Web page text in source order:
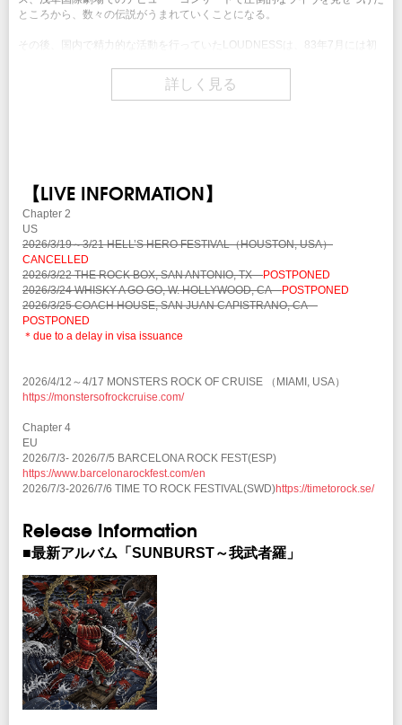
通常価格のチケットを購入いただいても差額の返金はいたしません。
※車椅子にてご来場のお客様は、チケットご購入後、公演に関するお問い合わせ
ック
/徳間ジャパン・コミュニケーションズ
クリエイティブマン モバイル 会員先行
期間：4/13(月)15:00～4/15(水)18:00
INFO
クリエイティブマン：03-3499-6669 (月・水・金 12:00〜16:00)
企画・制作：KATANA MUSIC KK / クリエイティブマンプロダクション
協力：ソニー・ミュージックソリューションズ
ミュージック・ジャパン/日本コロムビア B ZONE /ユニバーサル ミュージ
ック/徳間ジャパン・コミュニケーションズ/dwango/Fanicon
ところから、数々の伝説がうまれていくことになる。
その後、国内で精力的な活動を行っていたLOUDNESSは、83年7月には初
リカのアトランティック・レコード関係者の目にとまり、日本のバンドとし
ては初となるワールドワイドの複数枚契約を結ぶこととなる。記念すべき世
ルバム『LIGHTNING STRIKES』はビルボード誌では前作を凌ぐ64位を記
録し、その後も国内外で精力的な活動をつづけるが、88年12月、二井原が
脱退を表明。そこからは、アメリカ人ヴォーカリストをはじめ、数度に及ぶ
メンバーチェンジを繰り返すが、2000年にオリジナル・ラインナップによ
る再結成を果たし、アルバム『SPIRITUAL CANOE～輪廻転生』をリリー
ス。全国ツアーも行ない、帰ってきたラウドネスにファンは大狂乱。ブラン
クを埋めるがごとく怒涛のリリースラッシュと、精力的なライヴ活動をつづ
けるが、ALBUM『METAL MAD』をリリース後、樋口宗孝が肝細胞癌治療
のため休養。その後半年間にわたり、過酷な闘病生活を送っていたが、同年
11月30日午前10時44分、肝細胞癌のため49歳という若さでこの世を去る。
め、自らのマネージメント＆レーベルとなるカタナミュージックを立ち上
げ、2014年にはアルバム『THE SUN WILL RISE AGAIN～撃魂霊刀』をユ
声がかかるようになる。毎年夏にヨーロッパのメタルフェスを渡り歩く成果
も年々実りだし、ふたたびワールドワイドの契約も手に入れ、2018年1月、
4年ぶりのニュー・アルバム『RISE TO GLORY -8118-』をリリースする
が、ツアー直前にドラマーの鈴木が脳梗塞で倒れ、急遽サポートドラマーを
迎え国内ツアーを敢行し、その後のEU TOUR、韓国でも大盛況ののち、9
木もステージに登場！！後遺症と闘い、いつの日かまた完全復帰することを
力強く宣言し、年末のステージでは、さらに回復した力強いドラミングを見
の後、名盤「HURRICANE EYES」「JEALOUSY」を冠にした日本ツア
ー、そしてアジア・ツアー、フィンランドのメタルフェス“TUSKA 2019”へ
の出演、11月にも再びアジアへ、そして39年目の初ライヴは恒例の年末EX
THEATERでの東京公演で幕を閉じ、2020年の幕明けは初メキシコ上陸とな
る“HELL AND HEAVEN FESTIVAL”で大歓迎を受けるも、その後の世界的な
コロナ稿の拡大により、予定されていたライヴは全て延期となが、緊急事態
宣言下の全国ツアーも行い、そして約4年ぶり通算29枚目となるバンド史上
初の2枚組アルバム「SUNBURST～我武者羅」をリリース！5月に行われた
Chapter1で鈴木“あんぱん”政行がフルステージのツアーに完全復帰！！
詳しく見る
【LIVE INFORMATION】
Chapter 2
US
2026/3/19～3/21 HELL’S HERO FESTIVAL（HOUSTON, USA）
CANCELLED
2026/3/22 THE ROCK BOX, SAN ANTONIO, TXPOSTPONED
2026/3/24 WHISKY A GO GO, W. HOLLYWOOD, CAPOSTPONED
2026/3/25 COACH HOUSE, SAN JUAN CAPISTRANO, CA
POSTPONED
＊due to a delay in visa issuance
2026/4/12～4/17 MONSTERS ROCK OF CRUISE （MIAMI, USA）
https://monstersofrockcruise.com/
Chapter 4
EU
2026/7/3- 2026/7/5 BARCELONA ROCK FEST(ESP)
https://www.barcelonarockfest.com/en
2026/7/3-2026/7/6 TIME TO ROCK FESTIVAL(SWD)https://timetorock.se/
Release Information
■最新アルバム「SUNBURST～我武者羅」